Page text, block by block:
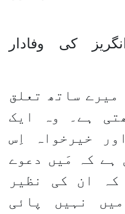
کی وفادار
ساتھ تعلق
ہے۔ وہ ایک
خیرخواہ اِس
ہے کہ مَیں دعوے
ان کی نظیر
نہیں پائی